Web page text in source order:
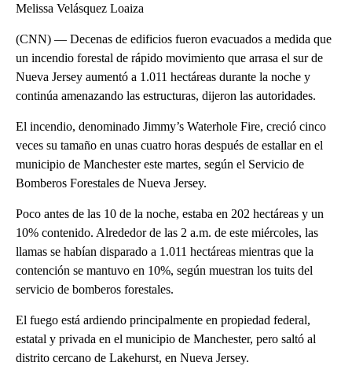
Melissa Velásquez Loaiza
(CNN) — Decenas de edificios fueron evacuados a medida que
un incendio forestal de rápido movimiento que arrasa el sur de
Nueva Jersey aumentó a 1.011 hectáreas durante la noche y
continúa amenazando las estructuras, dijeron las autoridades.
El incendio, denominado Jimmy’s Waterhole Fire, creció cinco
veces su tamaño en unas cuatro horas después de estallar en el
municipio de Manchester este martes, según el Servicio de
Bomberos Forestales de Nueva Jersey.
Poco antes de las 10 de la noche, estaba en 202 hectáreas y un
10% contenido. Alrededor de las 2 a.m. de este miércoles, las
llamas se habían disparado a 1.011 hectáreas mientras que la
contención se mantuvo en 10%, según muestran los tuits del
servicio de bomberos forestales.
El fuego está ardiendo principalmente en propiedad federal,
estatal y privada en el municipio de Manchester, pero saltó al
distrito cercano de Lakehurst, en Nueva Jersey.